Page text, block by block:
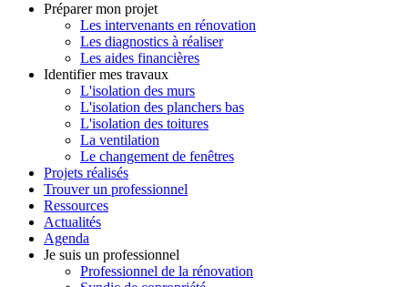
Préparer mon projet
Les intervenants en rénovation
Les diagnostics à réaliser
Les aides financières
Identifier mes travaux
L'isolation des murs
L'isolation des planchers bas
L'isolation des toitures
La ventilation
Le changement de fenêtres
Projets réalisés
Trouver un professionnel
Ressources
Actualités
Agenda
Je suis un professionnel
Professionnel de la rénovation